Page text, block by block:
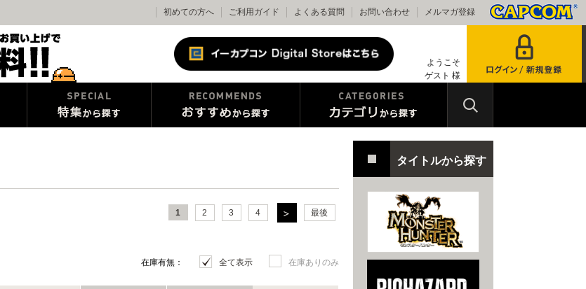
初めての方へ ご利用ガイド よくある質問 お問い合わせ メルマガ登録
ようこそ
ゲスト 様
1 2 3 4 最後
在庫有無： 全て表示 在庫ありのみ
タイトルから探す